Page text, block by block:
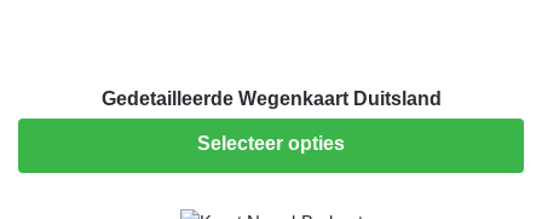
Gedetailleerde Wegenkaart Duitsland
Selecteer opties